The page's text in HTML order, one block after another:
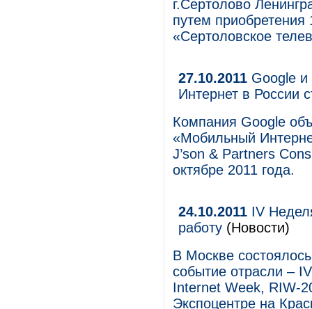
г.Сертолово
путем
«Сертоловское
27.10.2011 Google
Интернет в России
Компания Google
«Мобильный
J’son & Partners
октябре 2011 года.
24.10.2011 IV
работу (Новости)
В Москве
событие отрасли –
Internet Week, RIW-
Экспоцентре на